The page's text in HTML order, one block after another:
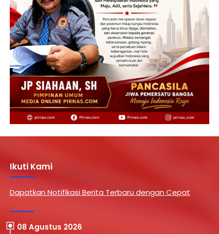
Ikuti Kami
Dapatkan Notifikasi Berita Terbaru dengan Cepat
08 Agustus 2026